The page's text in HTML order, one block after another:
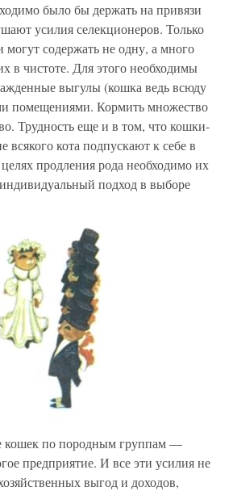
было бы держать на привязи
усилия селекционеров. Только
могут содержать не одну, а много
в чистоте. Для этого необходимы
выгулы (кошка ведь всюду
помещениями. Кормить множество
Трудность еще и в том, что кошки-
всякого кота подпускают к себе в
продления рода необходимо их
подход в выборе
кошек по породным группам —
предприятие. И все эти усилия не
выгод и доходов,